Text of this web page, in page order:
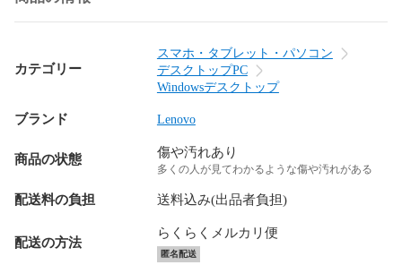
カテゴリー
スマホ・タブレット・パソコン
デスクトップPC
Windowsデスクトップ
ブランド Lenovo
商品の状態 傷や汚れあり
多くの人が見てわかるような傷や汚れがある
配送料の負担 送料込み(出品者負担)
配送の方法
らくらくメルカリ便
匿名配送